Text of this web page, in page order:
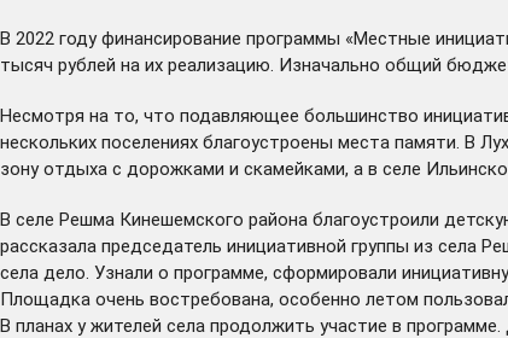
В 2022 году финансирование программы «Местные
тысяч рублей на их реализацию. Изначально общий
Несмотря на то, что подавляющее большинство
нескольких поселениях благоустроены места памяти. В
зону отдыха с дорожками и скамейками, а в селе
В селе Решма Кинешемского района благоустроили
рассказала председатель инициативной группы из села
села дело. Узнали о программе, сформировали
Площадка очень востребована, особенно летом
В планах у жителей села продолжить участие в